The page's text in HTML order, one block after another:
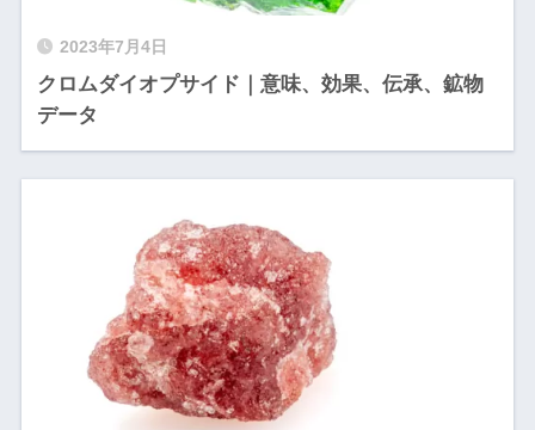
2023年7月4日
クロムダイオプサイド｜意味、効果、伝承、鉱物
データ